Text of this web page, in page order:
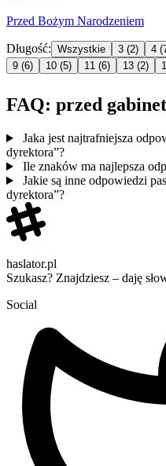
Przed Bożym Narodzeniem
Długość: Wszystkie 3 (2) 4
9 (6) 10 (5) 11 (6) 13 (2)
FAQ: przed
Jaka jest najtrafniejsza
dyrektora”?
Ile znaków ma najlepsza
Jakie są inne odpowiedzi
dyrektora”?
haslator.pl
Szukasz? Znajdziesz – daję
Social